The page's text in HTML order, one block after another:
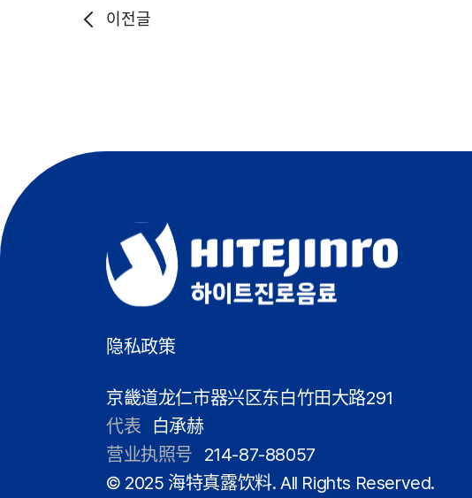
이전글
隐私政策
京畿道龙仁市器兴区东白竹田大路291
代表
白承赫
营业执照号
214-87-88057
© 2025 海特真露饮料. All Rights Reserved.